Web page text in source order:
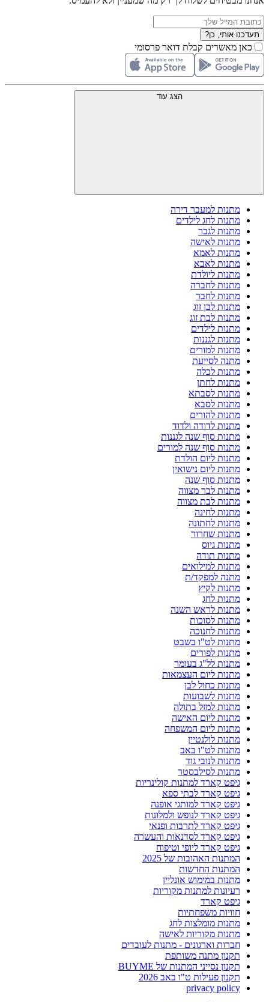
תעדכנו אותי, כן?
כאן מאשרים קבלת דואר פרסומי
הצג עוד
מתנות למעבר דירה
מתנות לחג לילדים
מתנות לגבר
מתנות לאישה
מתנות לאמא
מתנות לאבא
מתנות ליולדת
מתנות לחברה
מתנות לחבר
מתנות לבן זוג
מתנות לבת זוג
מתנות לילדים
מתנות לגננות
מתנות למורים
מתנה לסייעת
מתנות לכלה
מתנות לחתן
מתנות לסבתא
מתנות לסבא
מתנות להורים
מתנות לדודה ולדוד
מתנות סוף שנה לגננות
מתנות סוף שנה למורים
מתנות ליום הולדת
מתנות ליום נישואין
מתנות סוף שנה
מתנות לבר מצווה
מתנות לבת מצווה
מתנות לחינה
מתנות לחתונה
מתנות שחרור
מתנות גיוס
מתנות תודה
מתנות למילואים
מתנה למפקד/ת
מתנות לקיץ
מתנות לחג
מתנות לראש השנה
מתנות לסוכות
מתנות לחנוכה
מתנות לט"ו בשבט
מתנות לפורים
מתנות לל"ג בעומר
מתנות ליום העצמאות
מתנות כחול לבן
מתנות לשבועות
מתנות למזל בתולה
מתנות ליום האישה
מתנות ליום המשפחה
מתנות לולנטיין
מתנות לט"ו באב
מתנות לנובי גוד
מתנות לסילבסטר
גיפט קארד למתנות קולינריות
גיפט קארד לבתי ספא
גיפט קארד למותגי אופנה
גיפט קארד לנופש ולמלונות
גיפט קארד לתרבות ופנאי
גיפט קארד לסדנאות והעשרה
גיפט קארד ליופי וטיפוח
המתנות האהובות של 2025
המתנות החדשות
מתנות במימוש אונליין
רעיונות למתנות מקוריות
גיפט קארד
חוויות משפחתיות
מתנות מומלצות לחג
מתנות מקוריות לאישה
חברות וארגונים - מתנות לעובדים
תקנון מתנה משותפת
תקנון נסייני המתנות של BUYME
תקנון פעילות ט"ו באב 2026
privacy policy